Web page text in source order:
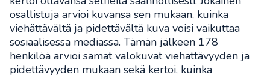
osallistuja arvioi kuvansa sen mukaan, kuinka
viehättävältä ja pidettävältä kuva voisi vaikuttaa
sosiaalisessa mediassa. Tämän jälkeen 178
henkilöä arvioi samat valokuvat viehättävyyden ja
pidettävyyden mukaan sekä kertoi, kuinka